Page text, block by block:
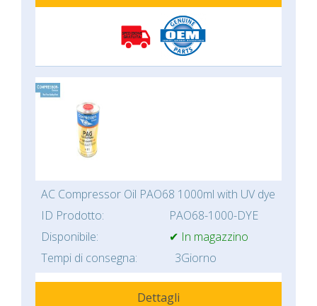
AC Compressor Oil PAO68 1000ml with UV dye
ID Prodotto:
PAO68-1000-DYE
Disponibile:
✔ In magazzino
Tempi di consegna:
3Giorno
Dettagli